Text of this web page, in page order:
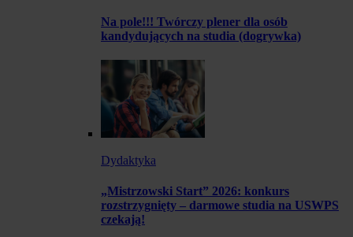
Na pole!!! Twórczy plener dla osób
kandydujących na studia (dogrywka)
Dydaktyka
„Mistrzowski Start” 2026: konkurs
rozstrzygnięty – darmowe studia na USWPS
czekają!